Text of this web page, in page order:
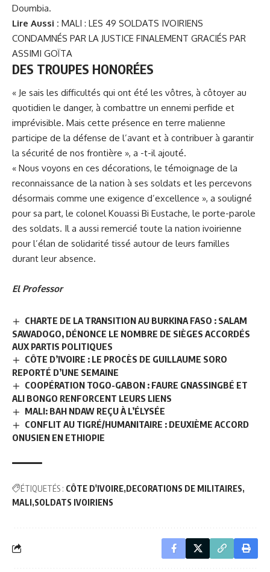
Doumbia.
Lire Aussi : MALI : LES 49 SOLDATS IVOIRIENS
CONDAMNÉS PAR LA JUSTICE FINALEMENT GRACIÉS PAR
ASSIMI GOÏTA
DES TROUPES HONORÉES
« Je sais les difficultés qui ont été les vôtres, à côtoyer au
quotidien le danger, à combattre un ennemi perfide et
imprévisible. Mais cette présence en terre malienne
participe de la défense de l’avant et à contribuer à garantir
la sécurité de nos frontière », a -t-il ajouté.
« Nous voyons en ces décorations, le témoignage de la
reconnaissance de la nation à ses soldats et les percevons
désormais comme une exigence d’excellence », a souligné
pour sa part, le colonel Kouassi Bi Eustache, le porte-parole
des soldats. Il a aussi remercié toute la nation ivoirienne
pour l’élan de solidarité tissé autour de leurs familles
durant leur absence.
El Professor
CHARTE DE LA TRANSITION AU BURKINA FASO : SALAM
SAWADOGO, DÉNONCE LE NOMBRE DE SIÈGES ACCORDÉS
AUX PARTIS POLITIQUES
CÔTE D’IVOIRE : LE PROCÈS DE GUILLAUME SORO
REPORTÉ D’UNE SEMAINE
COOPÉRATION TOGO-GABON : FAURE GNASSINGBÉ ET
ALI BONGO RENFORCENT LEURS LIENS
MALI: BAH NDAW REÇU À L’ÉLYSÉE
CONFLIT AU TIGRÉ/HUMANITAIRE : DEUXIÈME ACCORD
ONUSIEN EN ETHIOPIE
ÉTIQUETÉS : CÔTE D'IVOIRE DECORATIONS DE MILITAIRES
MALI SOLDATS IVOIRIENS